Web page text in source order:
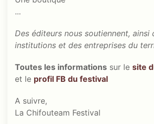
...
Des éditeurs nous soutiennent, ainsi
institutions et des entreprises du
Toutes les informations sur le site
et le profil FB du festival
A suivre,
La Chifouteam Festival